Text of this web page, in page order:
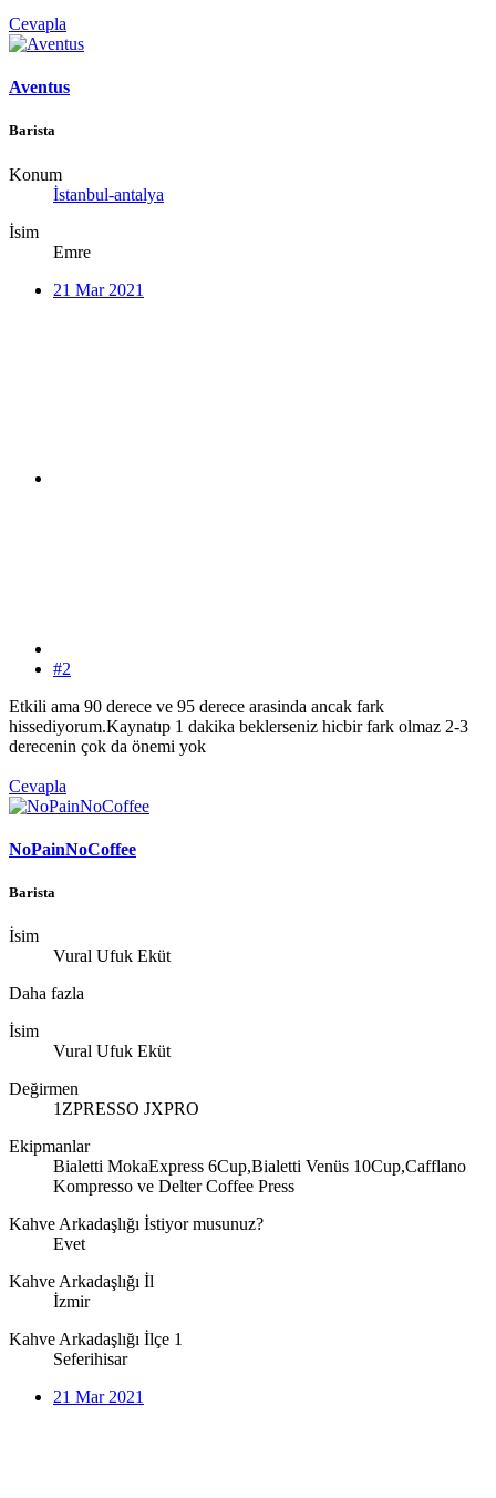
Cevapla
Aventus
Barista
Konum
İstanbul-antalya
İsim
Emre
21 Mar 2021
#2
Etkili ama 90 derece ve 95 derece arasinda ancak fark
hissediyorum.Kaynatıp 1 dakika beklerseniz hicbir fark olmaz 2-3
derecenin çok da önemi yok
Cevapla
NoPainNoCoffee
Barista
İsim
Vural Ufuk Eküt
Daha fazla
İsim
Vural Ufuk Eküt
Değirmen
1ZPRESSO JXPRO
Ekipmanlar
Bialetti MokaExpress 6Cup,Bialetti Venüs 10Cup,Cafflano
Kompresso ve Delter Coffee Press
Kahve Arkadaşlığı İstiyor musunuz?
Evet
Kahve Arkadaşlığı İl
İzmir
Kahve Arkadaşlığı İlçe 1
Seferihisar
21 Mar 2021